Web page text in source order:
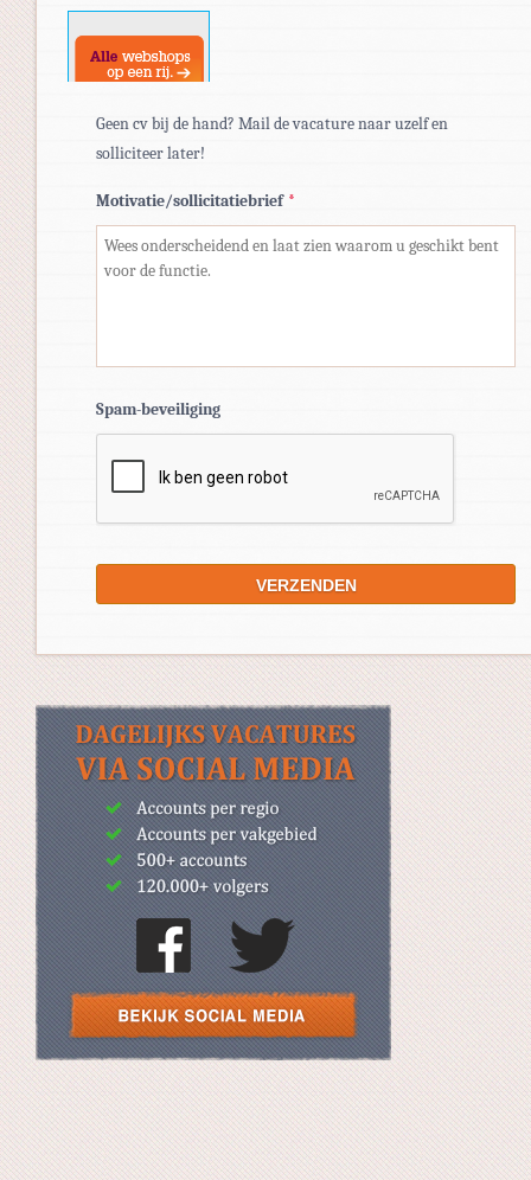
docx.
Geen cv bij de hand? Mail de vacature naar uzelf en
solliciteer later!
Motivatie/sollicitatiebrief *
Spam-beveiliging